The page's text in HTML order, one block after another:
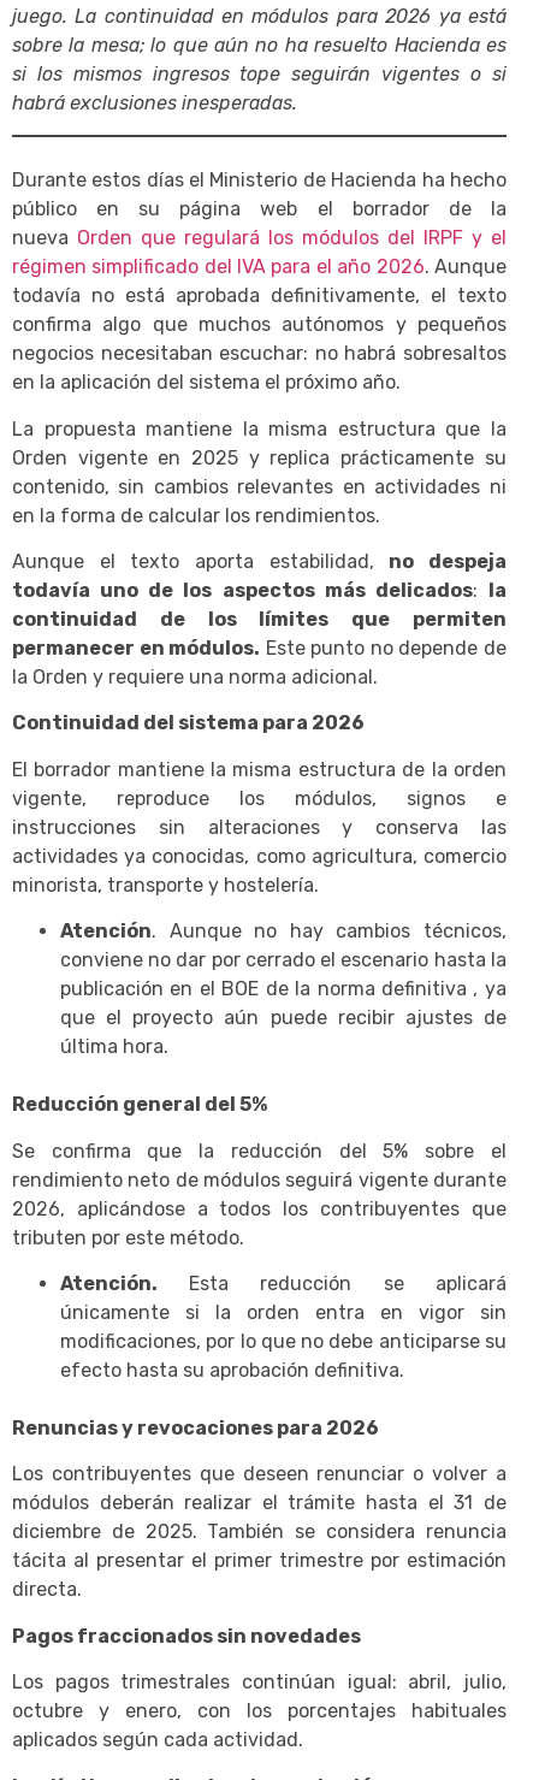
juego. La continuidad en módulos para 2026 ya está
sobre la mesa; lo que aún no ha resuelto Hacienda es
si los mismos ingresos tope seguirán vigentes o si
habrá exclusiones inesperadas.
Durante estos días el Ministerio de Hacienda ha hecho
público en su página web el borrador de la
nueva Orden que regulará los módulos del IRPF y el
régimen simplificado del IVA para el año 2026. Aunque
todavía no está aprobada definitivamente, el texto
confirma algo que muchos autónomos y pequeños
negocios necesitaban escuchar: no habrá sobresaltos
en la aplicación del sistema el próximo año.
La propuesta mantiene la misma estructura que la
Orden vigente en 2025 y replica prácticamente su
contenido, sin cambios relevantes en actividades ni
en la forma de calcular los rendimientos.
Aunque el texto aporta estabilidad, no despeja
todavía uno de los aspectos más delicados: la
continuidad de los límites que permiten
permanecer en módulos. Este punto no depende de
la Orden y requiere una norma adicional.
Continuidad del sistema para 2026
El borrador mantiene la misma estructura de la orden
vigente, reproduce los módulos, signos e
instrucciones sin alteraciones y conserva las
actividades ya conocidas, como agricultura, comercio
minorista, transporte y hostelería.
Atención. Aunque no hay cambios técnicos,
conviene no dar por cerrado el escenario hasta la
publicación en el BOE de la norma definitiva , ya
que el proyecto aún puede recibir ajustes de
última hora.
Reducción general del 5%
Se confirma que la reducción del 5% sobre el
rendimiento neto de módulos seguirá vigente durante
2026, aplicándose a todos los contribuyentes que
tributen por este método.
Atención. Esta reducción se aplicará
únicamente si la orden entra en vigor sin
modificaciones, por lo que no debe anticiparse su
efecto hasta su aprobación definitiva.
Renuncias y revocaciones para 2026
Los contribuyentes que deseen renunciar o volver a
módulos deberán realizar el trámite hasta el 31 de
diciembre de 2025. También se considera renuncia
tácita al presentar el primer trimestre por estimación
directa.
Pagos fraccionados sin novedades
Los pagos trimestrales continúan igual: abril, julio,
octubre y enero, con los porcentajes habituales
aplicados según cada actividad.